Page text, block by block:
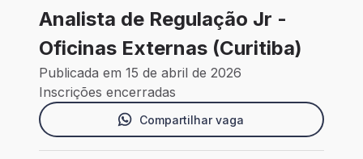
Analista de Regulação Jr -
Oficinas Externas (Curitiba)
Publicada em 15 de abril de 2026
Inscrições encerradas
Compartilhar vaga